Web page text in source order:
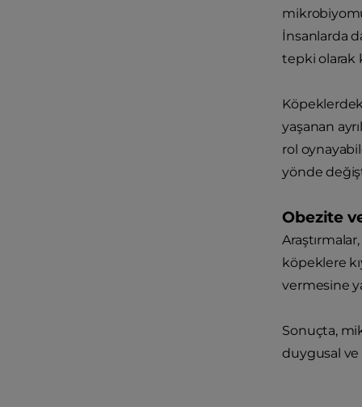
İnsanlarda
tepki olarak
yaşanan
rol
yönde
Obezite
köpeklere
vermesine
Sonuçta,
duygusal ve